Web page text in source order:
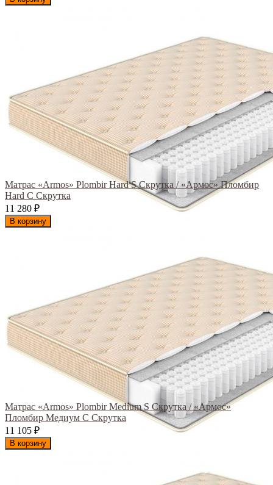
Матрас «Armos» Plombir Hard S Скрутка / «Армос» Пломбир
Hard С Скрутка
11 280 ₽
В корзину
Матрас «Armos» Plombir Medium S Скрутка / «Армос»
Пломбир Медиум С Скрутка
11 105 ₽
В корзину